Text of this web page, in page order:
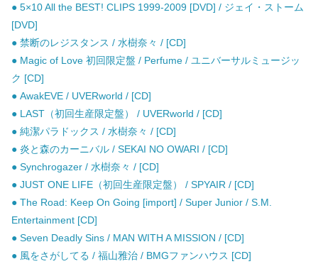
● 5×10 All the BEST! CLIPS 1999-2009 [DVD] / ジェイ・ストーム
[DVD]
● 禁断のレジスタンス / 水樹奈々 / [CD]
● Magic of Love 初回限定盤 / Perfume / ユニバーサルミュージッ
ク [CD]
● AwakEVE / UVERworld / [CD]
● LAST（初回生産限定盤） / UVERworld / [CD]
● 純潔パラドックス / 水樹奈々 / [CD]
● 炎と森のカーニバル / SEKAI NO OWARI / [CD]
● Synchrogazer / 水樹奈々 / [CD]
● JUST ONE LIFE（初回生産限定盤） / SPYAIR / [CD]
● The Road: Keep On Going [import] / Super Junior / S.M.
Entertainment [CD]
● Seven Deadly Sins / MAN WITH A MISSION / [CD]
● 風をさがしてる / 福山雅治 / BMGファンハウス [CD]